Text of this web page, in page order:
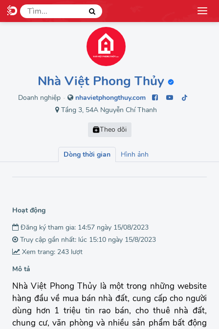
Nhà Việt Phong Thủy
Doanh nghiệp ●
nhavietphongthuy.com
Tầng 3, 54A Nguyễn Chí Thanh
Dòng thời gian Hình ảnh
Hoạt động
Đăng ký tham gia: 14:57 ngày 15/08/2023
Truy cập gần nhất: lúc 15:10 ngày 15/8/2023
Xem trang: 243 lượt
Mô tả
Nhà Việt Phong Thủy là một trong những website
hàng đầu về mua bán nhà đất, cung cấp cho người
dùng hơn 1 triệu tin rao bán, cho thuê nhà đất,
chung cư, văn phòng và nhiều sản phẩm bất động